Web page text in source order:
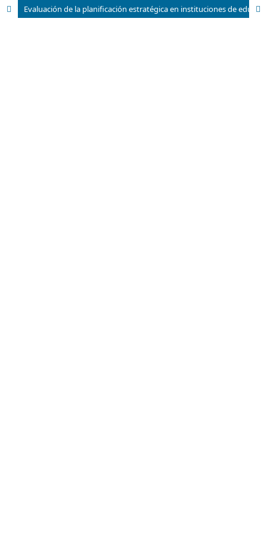
Evaluación de la planificación estratégica en instituciones de educación superior en Cuba. Metodología utilizada y resultados obtenidos